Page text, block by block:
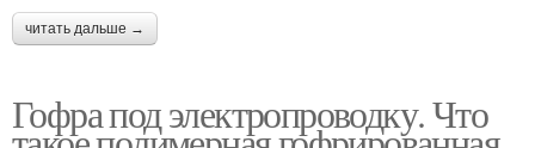
читать дальше →
Гофра под электропроводку. Что